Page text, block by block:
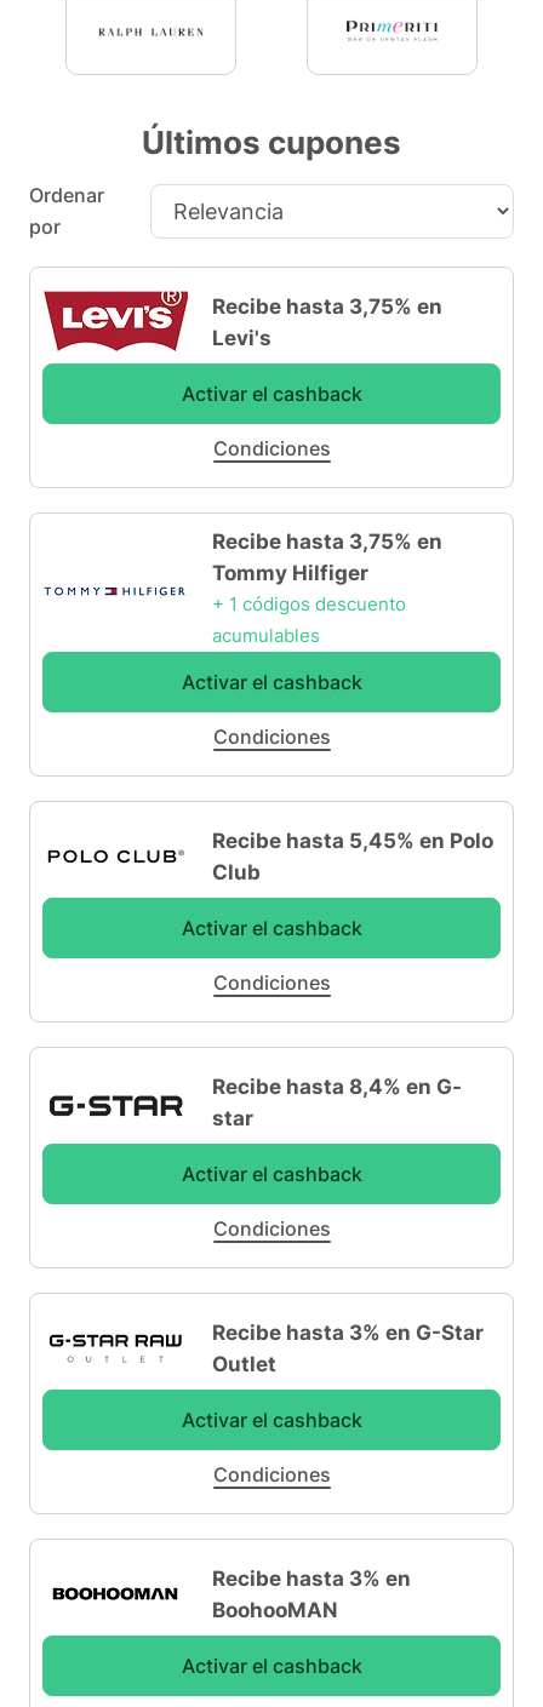
Últimos cupones
Ordenar
por
Recibe hasta 3,75% en
Levi's
Activar el cashback
Condiciones
Recibe hasta 3,75% en
Tommy Hilfiger
+ 1 códigos descuento
acumulables
Activar el cashback
Condiciones
Recibe hasta 5,45% en Polo
Club
Activar el cashback
Condiciones
Recibe hasta 8,4% en G-
star
Activar el cashback
Condiciones
Recibe hasta 3% en G-Star
Outlet
Activar el cashback
Condiciones
Recibe hasta 3% en
BoohooMAN
Activar el cashback